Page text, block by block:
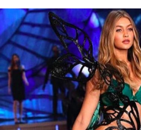
un
courriel